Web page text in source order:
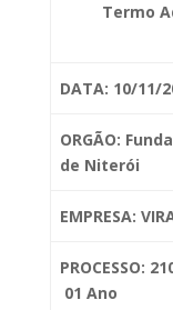
Termo
DATA: 10/11/
ORGÃO:
de Niterói
EMPRESA:
01